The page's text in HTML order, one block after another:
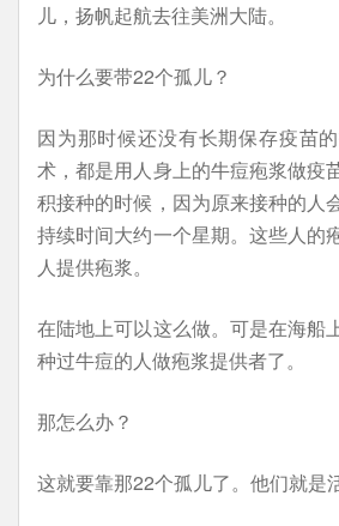
儿，扬帆起航去往美洲大陆。
为什么要带22个孤儿？
因为那时候还没有长期保存疫苗
术，都是用人身上的牛痘疱浆做疫
积接种的时候，因为原来接种的人
持续时间大约一个星期。这些人的
人提供疱浆。
在陆地上可以这么做。可是在海船
种过牛痘的人做疱浆提供者了。
那怎么办？
这就要靠那22个孤儿了。他们就是